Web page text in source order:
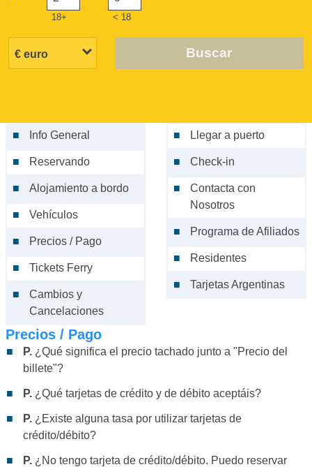
18+ < 18
Buscar
Info General
Reservando
Alojamiento a bordo
Vehículos
Precios / Pago
Tickets Ferry
Cambios y
Cancelaciones
Llegar a puerto
Check-in
Contacta con
Nosotros
Programa de Afiliados
Residentes
Tarjetas Argentinas
Precios / Pago
P. ¿Qué significa el precio tachado junto a "Precio del
billete"?
P. ¿Qué tarjetas de crédito y de débito aceptáis?
P. ¿Existe alguna tasa por utilizar tarjetas de
crédito/débito?
P. ¿No tengo tarjeta de crédito/débito. Puedo reservar